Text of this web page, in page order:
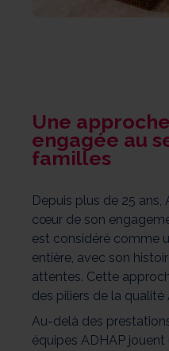
Une
engagée au
familles
Depuis plus de 25 ans,
cœur de son
est considéré comme
entière, avec son
attentes. Cette
des piliers de la qualité
Au-delà des
équipes ADHAP